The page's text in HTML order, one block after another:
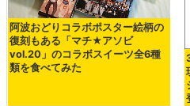
阿波おどりコラボポスター絵柄の
復刻もある「マチ★アソビ
vol.20」のコラボスイーツ全6種
類を食べてみた